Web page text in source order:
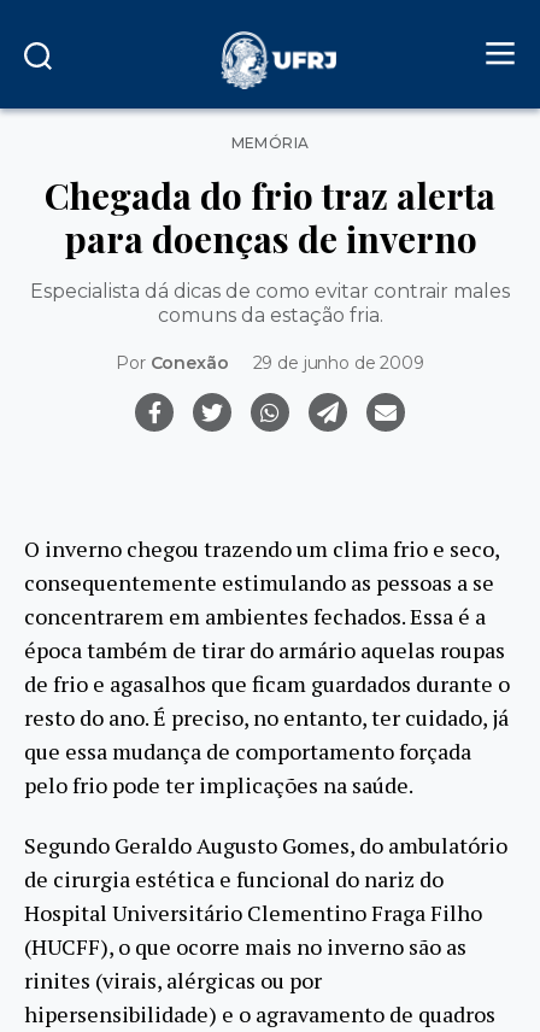
Categorias
MEMÓRIA
Chegada do frio traz alerta
para doenças de inverno
Especialista dá dicas de como evitar contrair males
comuns da estação fria.
Por Conexão 29 de junho de 2009
O inverno chegou trazendo um clima frio e seco,
consequentemente estimulando as pessoas a se
concentrarem em ambientes fechados. Essa é a
época também de tirar do armário aquelas roupas
de frio e agasalhos que ficam guardados durante o
resto do ano. É preciso, no entanto, ter cuidado, já
que essa mudança de comportamento forçada
pelo frio pode ter implicações na saúde.
Segundo Geraldo Augusto Gomes, do ambulatório
de cirurgia estética e funcional do nariz do
Hospital Universitário Clementino Fraga Filho
(HUCFF), o que ocorre mais no inverno são as
rinites (virais, alérgicas ou por
hipersensibilidade) e o agravamento de quadros